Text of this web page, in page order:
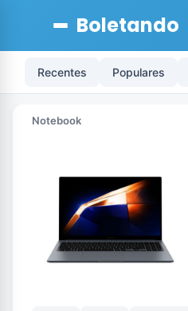
Boletando
Recentes Populares
Notebook